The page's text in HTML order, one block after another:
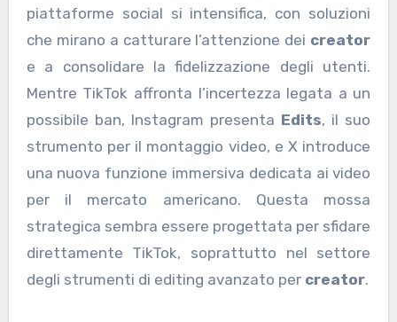
piattaforme social si intensifica, con soluzioni
che mirano a catturare l’attenzione dei creator
e a consolidare la fidelizzazione degli utenti.
Mentre TikTok affronta l’incertezza legata a un
possibile ban, Instagram presenta Edits, il suo
strumento per il montaggio video, e X introduce
una nuova funzione immersiva dedicata ai video
per il mercato americano. Questa mossa
strategica sembra essere progettata per sfidare
direttamente TikTok, soprattutto nel settore
degli strumenti di editing avanzato per creator.